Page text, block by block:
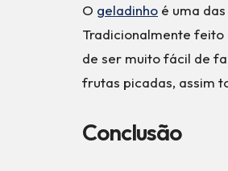
O geladinho é uma
Tradicionalmente
de ser muito fácil de
frutas picadas, assim
Conclusão